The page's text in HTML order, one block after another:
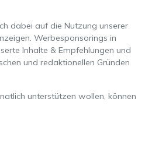
dabei auf die Nutzung unserer
Werbesponsorings in
Inhalte & Empfehlungen und
und redaktionellen Gründen
unterstützen wollen, können